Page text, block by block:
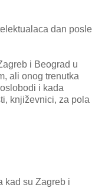
dan posle
i Beograd u
ali onog trenutka
i kada
književnici, za pola
kad su Zagreb i